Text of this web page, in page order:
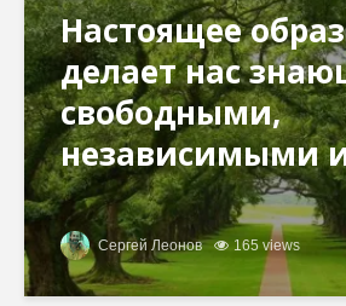
Настоящее
делает нас
свободными,
независимыми
Сергей Леонов 165 views